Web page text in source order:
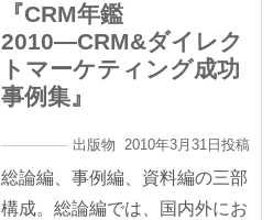
『CRM年鑑
2010―CRM&ダイレク
トマーケティング成功
事例集』
出版物 2010年3月31日投稿
総論編、事例編、資料編の三部
構成。総論編では、国内外にお